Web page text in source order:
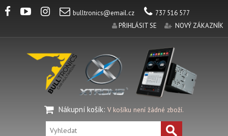
bulltronics@email.cz
737 516 577
PŘIHLÁSIT SE
NOVÝ ZÁKAZNÍK
Nákupní košík: V košíku není žádné zboží.